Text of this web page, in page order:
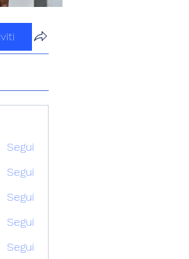
Segui
Segui
Segui
Segui
Segui